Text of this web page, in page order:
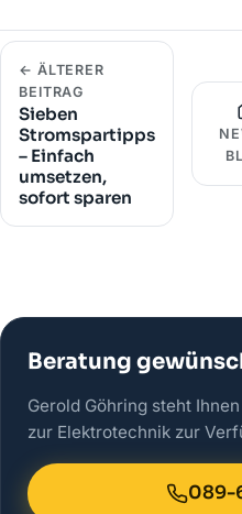
← ÄLTERER
BEITRAG
Sieben
Stromspartipps
– Einfach
umsetzen,
sofort sparen
Beratung
Gerold Göhring steht
zur Elektrotechnik zur
089-